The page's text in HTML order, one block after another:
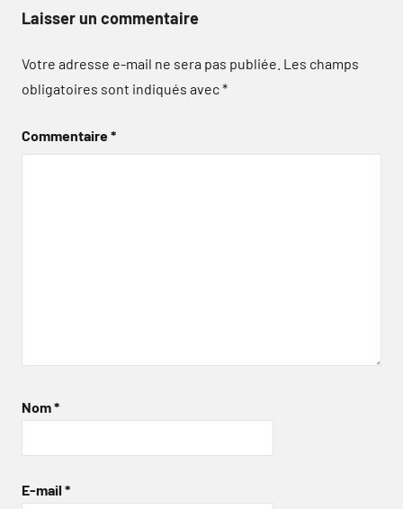
Laisser un commentaire
Votre adresse e-mail ne sera pas publiée. Les champs
obligatoires sont indiqués avec*
Commentaire*
Nom*
E-mail *